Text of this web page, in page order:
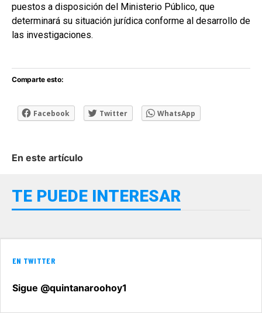
puestos a disposición del Ministerio Público, que
determinará su situación jurídica conforme al desarrollo de
las investigaciones.
Comparte esto:
Facebook Twitter WhatsApp
En este artículo
TE PUEDE INTERESAR
EN TWITTER
Sigue @quintanaroohoy1